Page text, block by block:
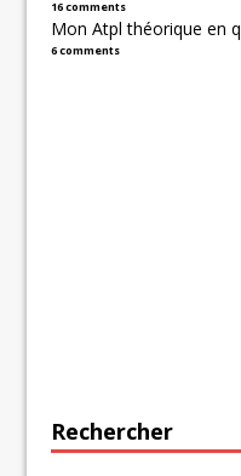
16 comments
Mon Atpl théorique en
6 comments
Rechercher